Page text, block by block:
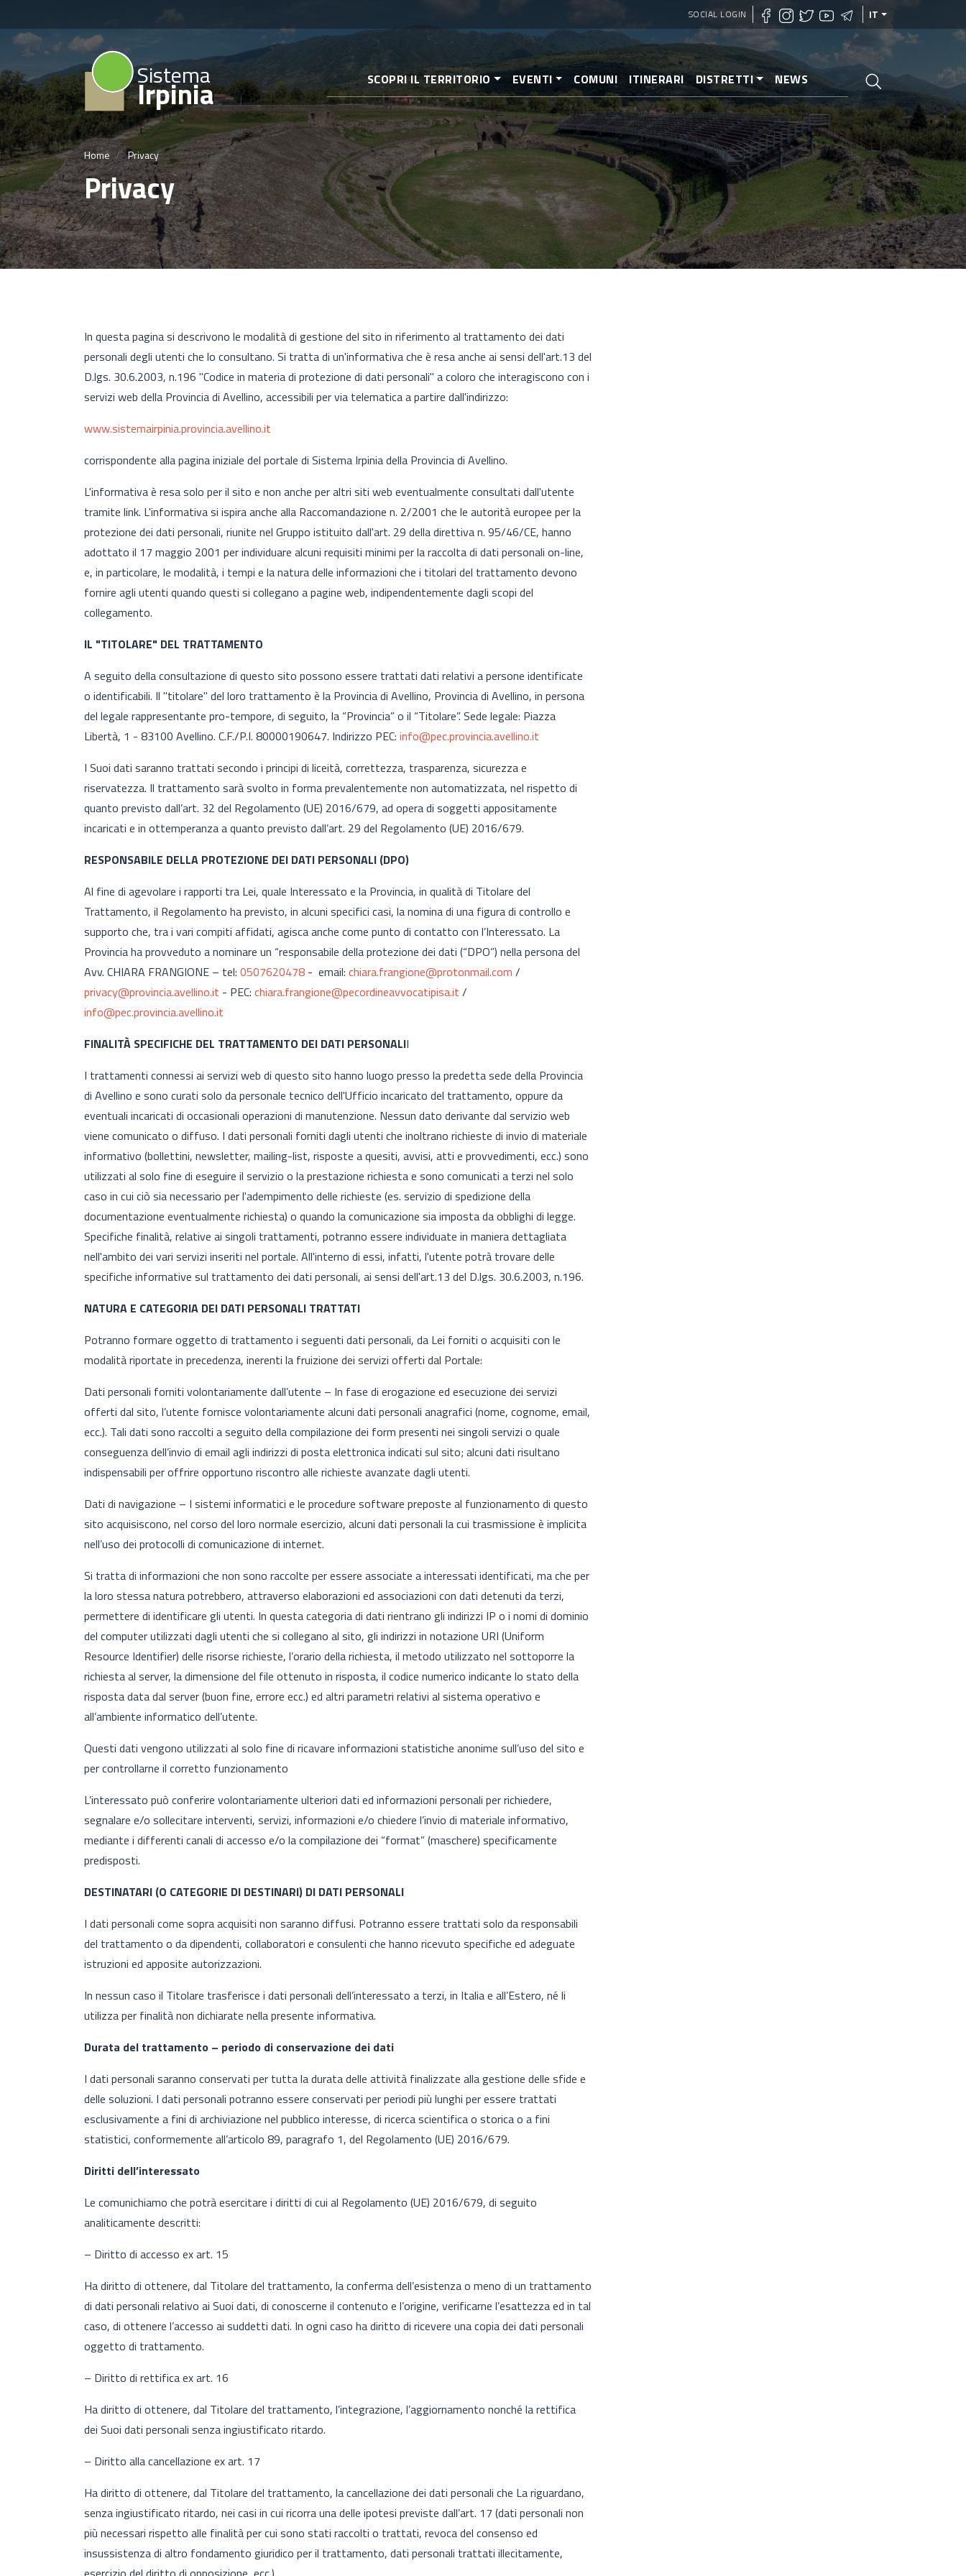
al
contenuto
principale
SOCIAL LOGIN IT
Sistema
Irpinia SCOPRI IL TERRITORIO EVENTI COMUNI ITINERARI DISTRETTI NEWS
Home Privacy
Privacy
In questa pagina si descrivono le modalità di gestione del sito in riferimento al trattamento dei dati
personali degli utenti che lo consultano. Si tratta di un'informativa che è resa anche ai sensi dell'art.13 del
D.lgs. 30.6.2003, n.196 "Codice in materia di protezione di dati personali" a coloro che interagiscono con i
servizi web della Provincia di Avellino, accessibili per via telematica a partire dall'indirizzo:
www.sistemairpinia.provincia.avellino.it
corrispondente alla pagina iniziale del portale di Sistema Irpinia della Provincia di Avellino.
L'informativa è resa solo per il sito e non anche per altri siti web eventualmente consultati dall'utente
tramite link. L'informativa si ispira anche alla Raccomandazione n. 2/2001 che le autorità europee per la
protezione dei dati personali, riunite nel Gruppo istituito dall'art. 29 della direttiva n. 95/46/CE, hanno
adottato il 17 maggio 2001 per individuare alcuni requisiti minimi per la raccolta di dati personali on-line,
e, in particolare, le modalità, i tempi e la natura delle informazioni che i titolari del trattamento devono
fornire agli utenti quando questi si collegano a pagine web, indipendentemente dagli scopi del
collegamento.
IL "TITOLARE" DEL TRATTAMENTO
A seguito della consultazione di questo sito possono essere trattati dati relativi a persone identificate
o identificabili. Il "titolare" del loro trattamento è la Provincia di Avellino, Provincia di Avellino, in persona
del legale rappresentante pro-tempore, di seguito, la “Provincia” o il “Titolare”. Sede legale: Piazza
Libertà, 1 - 83100 Avellino. C.F./P.I. 80000190647. Indirizzo PEC: info@pec.provincia.avellino.it
I Suoi dati saranno trattati secondo i principi di liceità, correttezza, trasparenza, sicurezza e
riservatezza. Il trattamento sarà svolto in forma prevalentemente non automatizzata, nel rispetto di
quanto previsto dall’art. 32 del Regolamento (UE) 2016/679, ad opera di soggetti appositamente
incaricati e in ottemperanza a quanto previsto dall’art. 29 del Regolamento (UE) 2016/679.
RESPONSABILE DELLA PROTEZIONE DEI DATI PERSONALI (DPO)
Al fine di agevolare i rapporti tra Lei, quale Interessato e la Provincia, in qualità di Titolare del
Trattamento, il Regolamento ha previsto, in alcuni specifici casi, la nomina di una figura di controllo e
supporto che, tra i vari compiti affidati, agisca anche come punto di contatto con l’Interessato. La
Provincia ha provveduto a nominare un “responsabile della protezione dei dati (“DPO”) nella persona del
Avv. CHIARA FRANGIONE – tel: 0507620478 - email: chiara.frangione@protonmail.com /
privacy@provincia.avellino.it - PEC: chiara.frangione@pecordineavvocatipisa.it /
info@pec.provincia.avellino.it
FINALITÀ SPECIFICHE DEL TRATTAMENTO DEI DATI PERSONALII
I trattamenti connessi ai servizi web di questo sito hanno luogo presso la predetta sede della Provincia
di Avellino e sono curati solo da personale tecnico dell'Ufficio incaricato del trattamento, oppure da
eventuali incaricati di occasionali operazioni di manutenzione. Nessun dato derivante dal servizio web
viene comunicato o diffuso. I dati personali forniti dagli utenti che inoltrano richieste di invio di materiale
informativo (bollettini, newsletter, mailing-list, risposte a quesiti, avvisi, atti e provvedimenti, ecc.) sono
utilizzati al solo fine di eseguire il servizio o la prestazione richiesta e sono comunicati a terzi nel solo
caso in cui ciò sia necessario per l'adempimento delle richieste (es. servizio di spedizione della
documentazione eventualmente richiesta) o quando la comunicazione sia imposta da obblighi di legge.
Specifiche finalità, relative ai singoli trattamenti, potranno essere individuate in maniera dettagliata
nell'ambito dei vari servizi inseriti nel portale. All'interno di essi, infatti, l'utente potrà trovare delle
specifiche informative sul trattamento dei dati personali, ai sensi dell'art.13 del D.lgs. 30.6.2003, n.196.
NATURA E CATEGORIA DEI DATI PERSONALI TRATTATI
Potranno formare oggetto di trattamento i seguenti dati personali, da Lei forniti o acquisiti con le
modalità riportate in precedenza, inerenti la fruizione dei servizi offerti dal Portale:
Dati personali forniti volontariamente dall’utente – In fase di erogazione ed esecuzione dei servizi
offerti dal sito, l’utente fornisce volontariamente alcuni dati personali anagrafici (nome, cognome, email,
ecc.). Tali dati sono raccolti a seguito della compilazione dei form presenti nei singoli servizi o quale
conseguenza dell’invio di email agli indirizzi di posta elettronica indicati sul sito; alcuni dati risultano
indispensabili per offrire opportuno riscontro alle richieste avanzate dagli utenti.
Dati di navigazione – I sistemi informatici e le procedure software preposte al funzionamento di questo
sito acquisiscono, nel corso del loro normale esercizio, alcuni dati personali la cui trasmissione è implicita
nell’uso dei protocolli di comunicazione di internet.
Si tratta di informazioni che non sono raccolte per essere associate a interessati identificati, ma che per
la loro stessa natura potrebbero, attraverso elaborazioni ed associazioni con dati detenuti da terzi,
permettere di identificare gli utenti. In questa categoria di dati rientrano gli indirizzi IP o i nomi di dominio
del computer utilizzati dagli utenti che si collegano al sito, gli indirizzi in notazione URI (Uniform
Resource Identifier) delle risorse richieste, l’orario della richiesta, il metodo utilizzato nel sottoporre la
richiesta al server, la dimensione del file ottenuto in risposta, il codice numerico indicante lo stato della
risposta data dal server (buon fine, errore ecc.) ed altri parametri relativi al sistema operativo e
all’ambiente informatico dell’utente.
Questi dati vengono utilizzati al solo fine di ricavare informazioni statistiche anonime sull’uso del sito e
per controllarne il corretto funzionamento
L’interessato può conferire volontariamente ulteriori dati ed informazioni personali per richiedere,
segnalare e/o sollecitare interventi, servizi, informazioni e/o chiedere l’invio di materiale informativo,
mediante i differenti canali di accesso e/o la compilazione dei “format” (maschere) specificamente
predisposti.
DESTINATARI (O CATEGORIE DI DESTINARI) DI DATI PERSONALI
I dati personali come sopra acquisiti non saranno diffusi. Potranno essere trattati solo da responsabili
del trattamento o da dipendenti, collaboratori e consulenti che hanno ricevuto specifiche ed adeguate
istruzioni ed apposite autorizzazioni.
In nessun caso il Titolare trasferisce i dati personali dell’interessato a terzi, in Italia e all’Estero, né li
utilizza per finalità non dichiarate nella presente informativa.
Durata del trattamento – periodo di conservazione dei dati
I dati personali saranno conservati per tutta la durata delle attività finalizzate alla gestione delle sfide e
delle soluzioni. I dati personali potranno essere conservati per periodi più lunghi per essere trattati
esclusivamente a fini di archiviazione nel pubblico interesse, di ricerca scientifica o storica o a fini
statistici, conformemente all’articolo 89, paragrafo 1, del Regolamento (UE) 2016/679.
Diritti dell’interessato
Le comunichiamo che potrà esercitare i diritti di cui al Regolamento (UE) 2016/679, di seguito
analiticamente descritti:
– Diritto di accesso ex art. 15
Ha diritto di ottenere, dal Titolare del trattamento, la conferma dell’esistenza o meno di un trattamento
di dati personali relativo ai Suoi dati, di conoscerne il contenuto e l’origine, verificarne l’esattezza ed in tal
caso, di ottenere l’accesso ai suddetti dati. In ogni caso ha diritto di ricevere una copia dei dati personali
oggetto di trattamento.
– Diritto di rettifica ex art. 16
Ha diritto di ottenere, dal Titolare del trattamento, l’integrazione, l’aggiornamento nonché la rettifica
dei Suoi dati personali senza ingiustificato ritardo.
– Diritto alla cancellazione ex art. 17
Ha diritto di ottenere, dal Titolare del trattamento, la cancellazione dei dati personali che La riguardano,
senza ingiustificato ritardo, nei casi in cui ricorra una delle ipotesi previste dall’art. 17 (dati personali non
più necessari rispetto alle finalità per cui sono stati raccolti o trattati, revoca del consenso ed
insussistenza di altro fondamento giuridico per il trattamento, dati personali trattati illecitamente,